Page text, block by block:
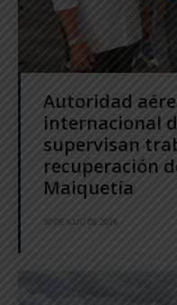
Autoridad
internacional
supervisan
recuperación
Maiquetía
30 DE JULIO DE 2026